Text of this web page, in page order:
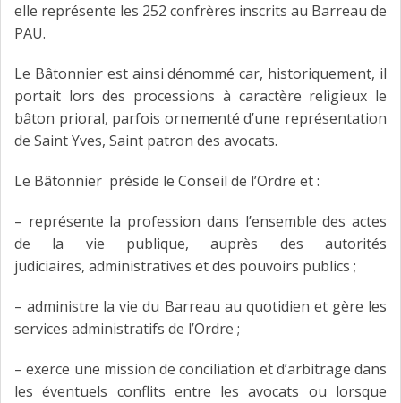
elle représente les 252 confrères inscrits au Barreau de
PAU.
Le Bâtonnier est ainsi dénommé car, historiquement, il
portait lors des processions à caractère religieux le
bâton prioral, parfois ornementé d’une représentation
de Saint Yves, Saint patron des avocats.
Le Bâtonnier préside le Conseil de l’Ordre et :
– représente la profession dans l’ensemble des actes
de la vie publique, auprès des autorités
judiciaires, administratives et des pouvoirs publics ;
– administre la vie du Barreau au quotidien et gère les
services administratifs de l’Ordre ;
– exerce une mission de conciliation et d’arbitrage dans
les éventuels conflits entre les avocats ou lorsque